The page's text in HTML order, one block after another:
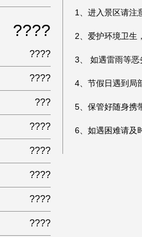
1、进入景区请注
2 、爱护环境卫生，
3、 如遇雷雨等恶
4、节假日遇到局
5、保管好随身携
6、如遇困难请及
????
????
????
???
????
????
????
????
????